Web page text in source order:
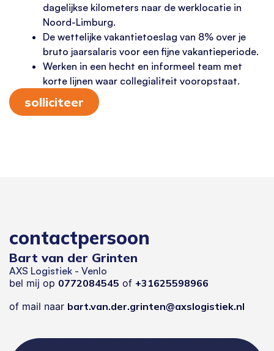
dagelijkse kilometers naar de werklocatie in
Noord-Limburg.
De wettelijke vakantietoeslag van 8% over je
bruto jaarsalaris voor een fijne vakantieperiode.
Werken in een hecht en informeel team met
korte lijnen waar collegialiteit vooropstaat.
solliciteer
contactpersoon
Bart van der Grinten
AXS Logistiek - Venlo
bel mij op 0772084545 of +31625598966
of mail naar bart.van.der.grinten@axslogistiek.nl